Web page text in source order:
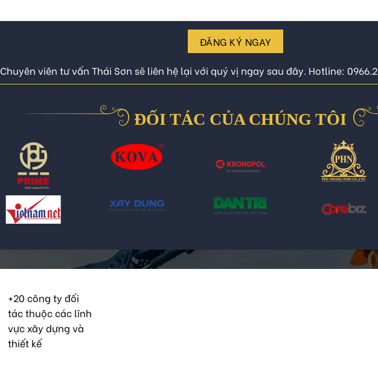
ĐĂNG KÝ NGAY
Chuyên viên tư vấn Thái Sơn sẽ liên hệ lại với quý vị ngay sau đây. Hotline:
ĐỐI TÁC CỦA CHÚNG TÔI
+20 công ty đối
tác thuộc các lĩnh
vực xây dựng và
thiết kế